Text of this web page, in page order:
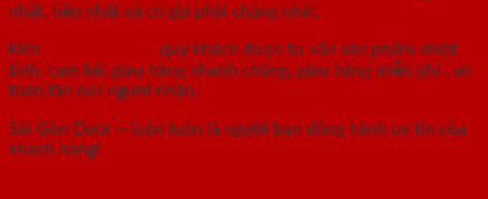
nhất, bền nhất và có giá phải chăng nhất.
Đến
– quý khách được tư vấn sản phẩm nhiệt
tình, cam kết giao hàng nhanh chóng, giao hàng miễn phí , an
toàn tận nơi người nhận.
Sài Gòn Door – luôn luôn là người bạn đồng hành uy tín của
khách hàng!